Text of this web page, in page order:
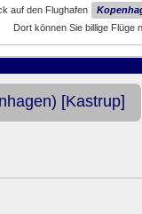
auf den Flughafen
Dort können Sie billige Flüge
[Kastrup]